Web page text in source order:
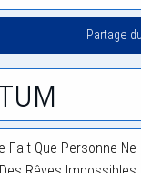
Partage
Fait Que Personne